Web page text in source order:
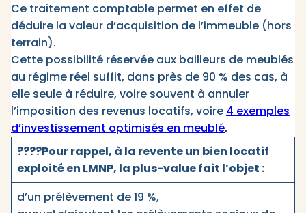
Ce traitement comptable permet en effet de
déduire la valeur d’acquisition de l’immeuble (hors
terrain).
Cette possibilité réservée aux bailleurs de meublés
au régime réel suffit, dans près de 90 % des cas, à
elle seule à réduire, voire souvent à annuler
l’imposition des revenus locatifs, voire 4 exemples
d’investissement optimisés en meublé.
????Pour rappel, à la revente un bien locatif
exploité en LMNP, la plus-value fait l’objet :
d’un prélèvement de 19 %,